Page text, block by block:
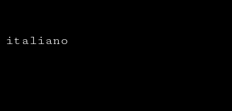
italiano